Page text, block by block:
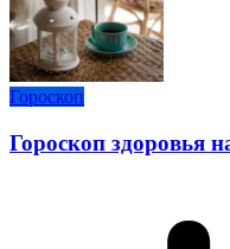
Гороскоп
Гороскоп здоровья